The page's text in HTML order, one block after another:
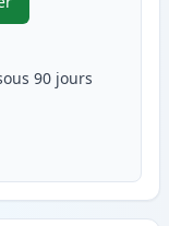
5 Brother LC223
90 jours